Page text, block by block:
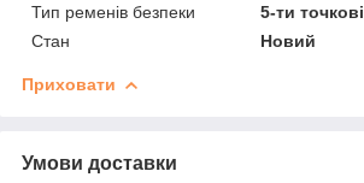
Тип ременів безпеки
5-ти точкові
Стан
Новий
Приховати
Умови доставки